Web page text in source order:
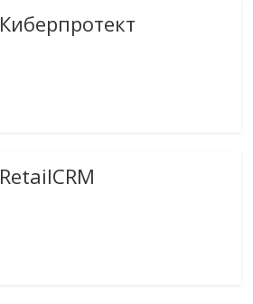
Киберпротект
RetailCRM